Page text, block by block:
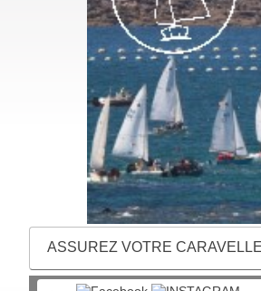
ASSUREZ VOTRE CARAVELLE